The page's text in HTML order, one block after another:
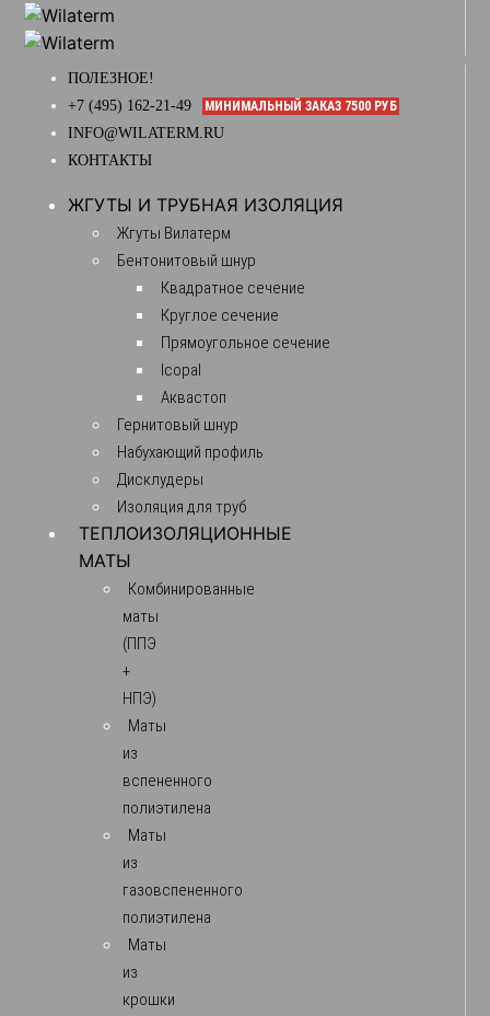
ПОЛЕЗНОЕ!
+7 (495) 162-21-49
МИНИМАЛЬНЫЙ ЗАКАЗ 7500 РУБ
INFO@WILATERM.RU
КОНТАКТЫ
ЖГУТЫ И ТРУБНАЯ ИЗОЛЯЦИЯ
Жгуты Вилатерм
Бентонитовый шнур
Квадратное сечение
Круглое сечение
Прямоугольное сечение
Icopal
Аквастоп
Гернитовый шнур
Набухающий профиль
Дисклудеры
Изоляция для труб
ТЕПЛОИЗОЛЯЦИОННЫЕ
МАТЫ
Комбинированные
маты
(ППЭ
+
НПЭ)
Маты
из
вспененного
полиэтилена
Маты
из
газовспененного
полиэтилена
Маты
из
крошки